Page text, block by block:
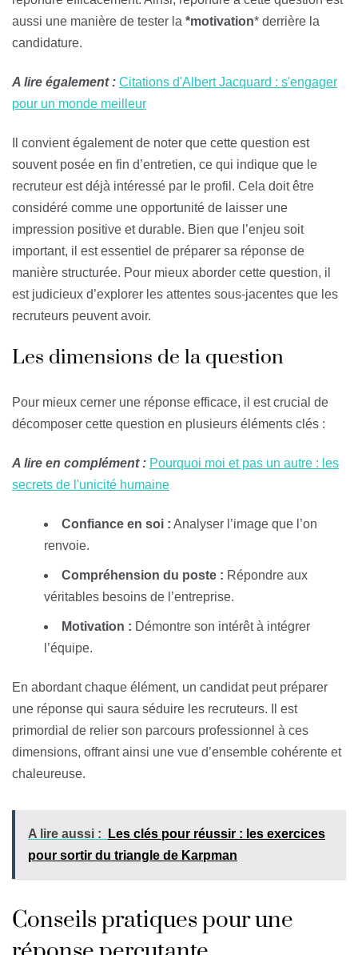
aussi une manière de tester la *motivation* derrière la
candidature.
A lire également : Citations d'Albert Jacquard : s'engager
pour un monde meilleur
Il convient également de noter que cette question est
souvent posée en fin d’entretien, ce qui indique que le
recruteur est déjà intéressé par le profil. Cela doit être
considéré comme une opportunité de laisser une
impression positive et durable. Bien que l’enjeu soit
important, il est essentiel de préparer sa réponse de
manière structurée. Pour mieux aborder cette question, il
est judicieux d’explorer les attentes sous-jacentes que les
recruteurs peuvent avoir.
Les dimensions de la question
Pour mieux cerner une réponse efficace, il est crucial de
décomposer cette question en plusieurs éléments clés :
A lire en complément : Pourquoi moi et pas un autre : les
secrets de l'unicité humaine
Confiance en soi : Analyser l’image que l’on
renvoie.
Compréhension du poste : Répondre aux
véritables besoins de l’entreprise.
Motivation : Démontre son intérêt à intégrer
l’équipe.
En abordant chaque élément, un candidat peut préparer
une réponse qui saura séduire les recruteurs. Il est
primordial de relier son parcours professionnel à ces
dimensions, offrant ainsi une vue d’ensemble cohérente et
chaleureuse.
A lire aussi :
Les clés pour réussir : les exercices
pour sortir du triangle de Karpman
Conseils pratiques pour une